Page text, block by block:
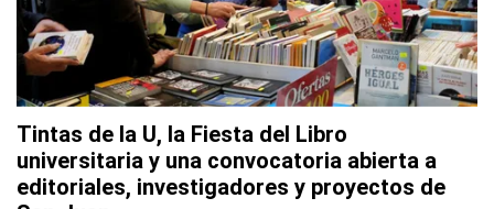
Tintas de la U, la Fiesta del Libro
universitaria y una convocatoria abierta a
editoriales, investigadores y proyectos de